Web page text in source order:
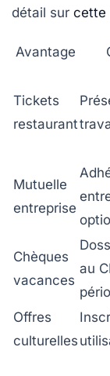
détail sur cette
Avantage
Tickets
restaurant
Mutuelle
entreprise
Chèques
vacances
au
Offres
culturelles